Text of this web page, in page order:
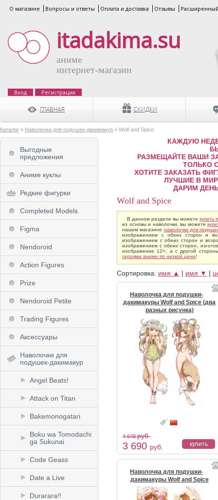
О магазине Вопросы и ответы Оплата и доставка Отзывы
itadakima.su
аниме
интернет-магазин
Вход Регистрация
ГЛАВНАЯ СКИДКИ
Каталог » Наволочки для подушек-дакимакур » Wolf and Spice
КАЖДУЮ
РАЗМЕЩАЙТЕ ВАШИ
ТОЛЬКО
ХОТИТЕ ЗАКАЗАТЬ
ЛУЧШИЕ В
ДАРИМ
Wolf and Spice
В данном разделе вы можете купить
из основы и наволочки, вы можете
нашем магазине наволочки для
изображением с обеих сторон и
изображением с обеих сторон и
изображением с обеих сторон,
изображение 12+, а с другой
героями аниме по низкой цене!
Сортировка: имя ▲ | имя ▼ |
Наволочка для подушки-
дакимакуры Wolf and Spice (два
разных рисунка)
4 649руб.
3 690 руб. купить
Наволочка для подушки-
дакимакуры Wolf and Spice
Выгодные
предложения
Аниме куклы
Редкие фигурки
Completed Models
Figma
Nendoroid
Action Figures
Prize
Nendoroid Petite
Trading Figures
Аксессуары
Наволочки для
подушек-дакимакур
Angel Beats!
Attack on Titan
Bakemonogatari
Boku wa Tomodachi
ga Sukunai
Code Geass
Date a Live
Durarara!!